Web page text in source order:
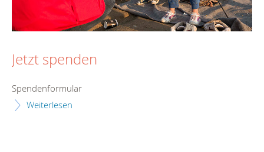
Jetzt spenden
Spendenformular
Weiterlesen